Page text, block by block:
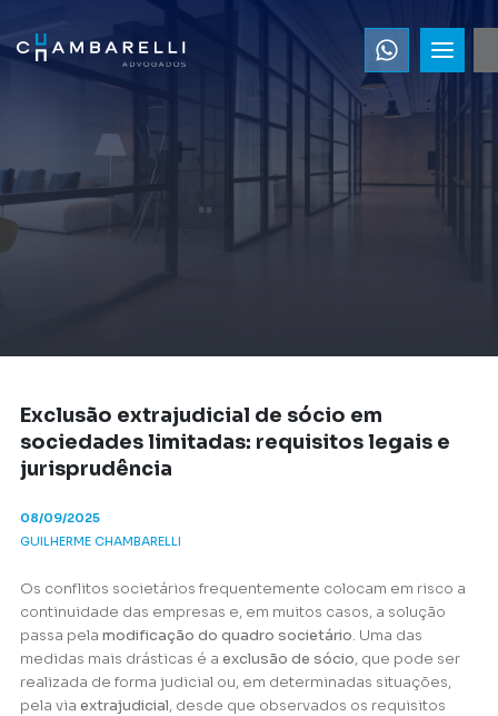
Exclusão extrajudicial de sócio em
sociedades limitadas: requisitos legais e
jurisprudência
08/09/2025
GUILHERME CHAMBARELLI
Os conflitos societários frequentemente colocam em risco a
continuidade das empresas e, em muitos casos, a solução
passa pela modificação do quadro societário. Uma das
medidas mais drásticas é a exclusão de sócio, que pode ser
realizada de forma judicial ou, em determinadas situações,
pela via extrajudicial, desde que observados os requisitos